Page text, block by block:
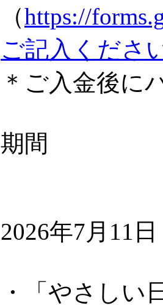
（https://
ご記入くださ
＊ご入金後に
期間
2026年7月11
・「やさしい